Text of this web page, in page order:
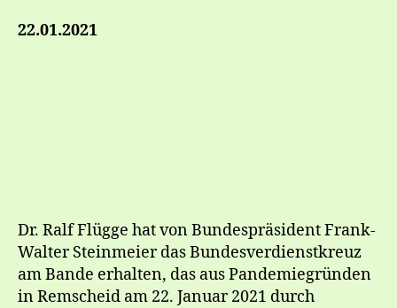
22.01.2021
Dr. Ralf Flügge hat von Bundespräsident Frank-
Walter Steinmeier das Bundesverdienstkreuz
am Bande erhalten, das aus Pandemiegründen
in Remscheid am 22. Januar 2021 durch